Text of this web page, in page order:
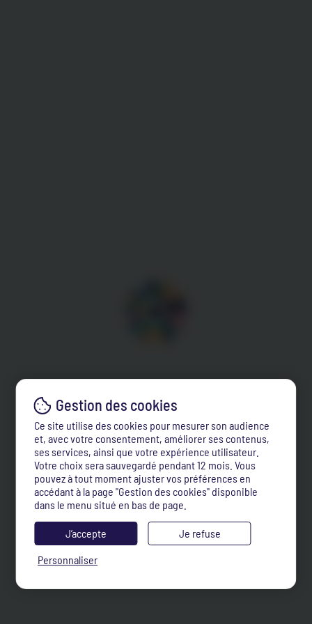
Ce site utilise des cookies pour mesurer son audience
et, avec votre consentement, améliorer ses contenus,
ses services, ainsi que votre expérience utilisateur.
Votre choix sera sauvegardé pendant 12 mois. Vous
pouvez à tout moment ajuster vos préférences en
accédant à la page "Gestion des cookies" disponible
dans le menu situé en bas de page.
J’accepte
Je refuse
Personnaliser